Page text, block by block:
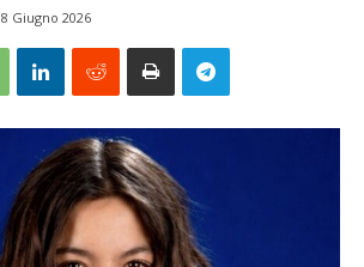
8 Giugno 2026